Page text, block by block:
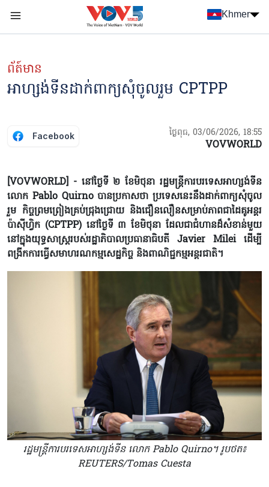
Nhảy đến nội dung
Khmer
ព័ត៍មាន
អាហ្សង់ទីនដាក់ពាក្យសុំចូលរួម CPTPP
Facebook ថ្ងៃពុធ, 03/06/2026, 18:55
VOVWORLD
[VOVWORLD] - នៅថ្ងៃទី ២ ខែមិថុនា រដ្ឋមន្ត្រីការបរទេសអាហ្សង់ទីន
លោក Pablo Quirno បានប្រកាសថា ប្រទេសនេះនឹងដាក់ពាក្យសុំចូល
រួម កិច្ចព្រមព្រៀងគ្រប់ជ្រុងជ្រោយ និងជឿនលឿនសម្រាប់ភាពជាដៃគូអន្តរ
ប៉ាស៊ីហ្វិក (CPTPP) នៅថ្ងៃទី ៣ ខែមិថុនា ដែលជាជំហានដ៏សំខាន់មួយ
នៅក្នុងយុទ្ធសាស្ត្ររបស់រដ្ឋាភិបាល​ប្រធានាធិបតី Javier Milei ដើម្បី
ពង្រីកការធ្វើសមាហរណកម្មសេដ្ឋកិច្ច និងពាណិជ្ជកម្មអន្តរជាតិ។
រដ្ឋមន្ត្រីការបរទេសអាហ្សង់ទីន លោក Pablo Quirno។ រូបថត៖
REUTERS/Tomas Cuesta